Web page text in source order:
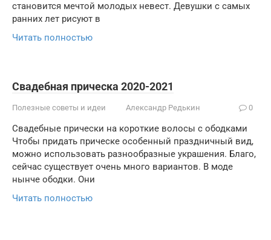
становится мечтой молодых невест. Девушки с самых
ранних лет рисуют в
Читать полностью
Свадебная прическа 2020-2021
Полезные советы и идеи Александр Редькин 0
Свадебные прически на короткие волосы с ободками
Чтобы придать прическе особенный праздничный вид,
можно использовать разнообразные украшения. Благо,
сейчас существует очень много вариантов. В моде
нынче ободки. Они
Читать полностью